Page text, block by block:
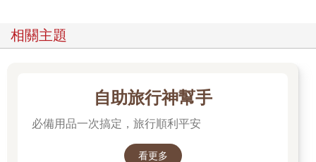
相關主題
自助旅行神幫手
必備用品一次搞定，旅行順利平安
看更多